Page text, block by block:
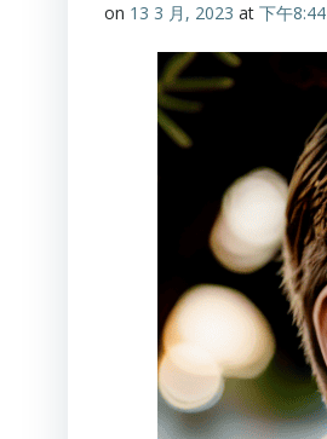
on 13 3 月, 2023 at 下午8:44